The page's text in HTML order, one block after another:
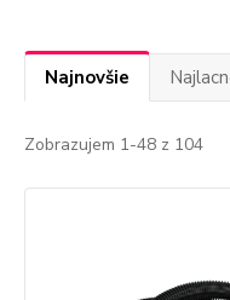
Najnovšie
Zobrazujem 1-48 z 104